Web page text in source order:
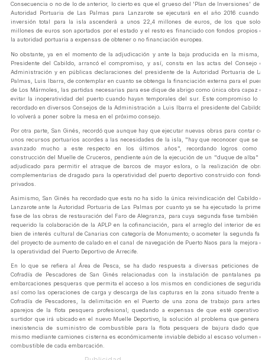
Consecuencia o no de lo de anterior, lo cierto es que el grueso del 'Plan de Inversiones' de
Autoridad Portuaria de Las Palmas para Lanzarote se ejecutará en el año 2016 cuando
inversión total para la isla ascenderá a unos 22,4 millones de euros, de los que solo
millones de euros son aportados por el estado y el resto es financiado con fondos propios
la autoridad portuaria a expensas de obtener o no financiación europea.
No obstante, ya en el momento de la adjudicación y ante la baja producida en la misma,
Presidente del Cabildo, arrancó el compromiso, y así, consta en las actas del Consejo
Administración y en públicas declaraciones del presidente de la Autoridad Portuaria de
Palmas, Luis Ibarra, de contemplar en cuanto se obtenga la financiación externa para el
de Los Mármoles, las partidas necesarias para ese dique de abrigo como única obra capaz
evitar la inoperatividad del puerto cuando hayan temporales del sur. Este compromiso lo
recordado en diversos Consejos de la Administración a Luis Ibarra el presidente del Cabildo
lo volverá a poner sobre la mesa en el próximo consejo.
Por otra parte, San Ginés, recordó que aunque hay que ejecutar nuevas obras para contar
unos recursos portuarios acordes a las necesidades de la isla, "hay que reconocer que se
avanzado mucho a este respecto en los últimos años", recordando logros como
construcción del Muelle de Cruceros, pendiente aún de la ejecución de un "duque de alba"
adjudicado para permitir el atraque de barcos de mayor eslora, o la realización de
complementarias de dragado para la operatividad del puerto deportivo construido con
privados.
Asimismo, San Ginés ha recordado que esta no ha sido la única reivindicación del Cabildo
Lanzarote ante la Autoridad Portuaria de Las Palmas por cuanto ya se ha ejecutado la
fase de las obras de restauración del Faro de Alegranza, para cuya segunda fase también
requerido la colaboración de la APLP en la cofinanciación, para el arreglo del interior de
bien de interés cultural de Canarias con categoría de Monumento; o acometer la segunda
del proyecto de aumento de calado en el canal de navegación de Puerto Naos para la mejora
la operatividad del Puerto Deportivo de Arrecife.
En lo que se refiera al Área de Pesca, se ha dado respuesta a diversas peticiones de
Cofradía de Pescadores de San Ginés relacionadas con la instalación de pantalanes
embarcaciones pesqueras que permita el acceso a los mismos en condiciones de
así como las operaciones de carga y descarga de las capturas en la zona situado frente a
Cofradía de Pescadores, la delimitación en el Puerto de una zona de trabajo para artes
aparejos de la flota pesquera profesional; quedando a expensas de que esté operativo
surtidor que irá ubicado en el nuevo Muelle Deportivo, la solución al problema que genera
inexistencia de suministro de combustible para la flota pesquera de bajura dado que
mismo mediante camiones cisterna es económicamente inviable debido al escaso volumen
combustible de cada embarcación.